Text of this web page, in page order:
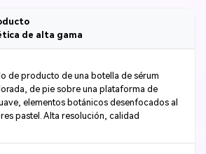
de alta gama
de producto de una botella de sérum
de pie sobre una plataforma de
elementos botánicos desenfocados al
pastel. Alta resolución, calidad